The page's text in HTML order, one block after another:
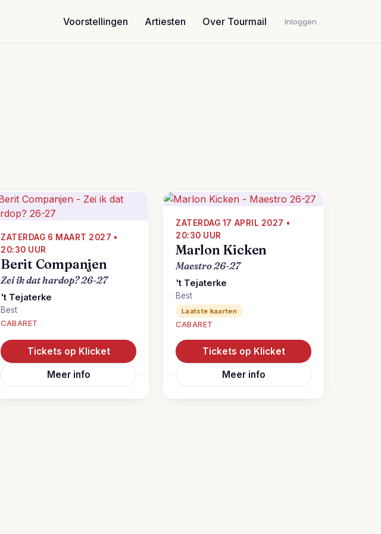
Voorstellingen
Artiesten Over Tourmail Inloggen
ZATERDAG 6 MAART 2027 •
20:30 UUR
Berit Companjen
Zei ik dat hardop? 26-27
't Tejaterke
Best
CABARET
Tickets op Klicket
Meer info
ZATERDAG 17 APRIL 2027 •
20:30 UUR
Marlon Kicken
Maestro 26-27
't Tejaterke
Best
Laatste kaarten
CABARET
Tickets op Klicket
Meer info